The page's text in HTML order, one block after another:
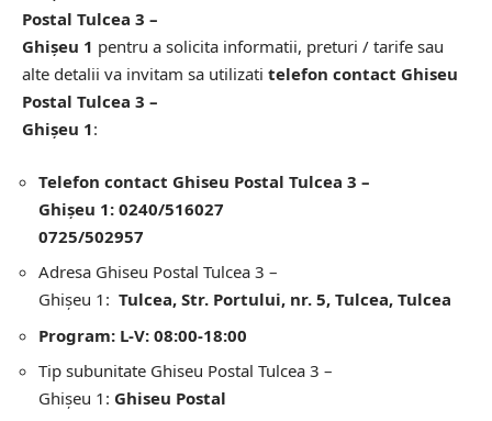
Postal Tulcea 3 –
Ghişeu 1 pentru a solicita informatii, preturi / tarife sau
alte detalii va invitam sa utilizati telefon contact Ghiseu
Postal Tulcea 3 –
Ghişeu 1:
Telefon contact Ghiseu Postal Tulcea 3 –
Ghişeu 1: 0240/516027
0725/502957
Adresa Ghiseu Postal Tulcea 3 –
Ghişeu 1: Tulcea, Str. Portului, nr. 5, Tulcea, Tulcea
Program: L-V: 08:00-18:00
Tip subunitate Ghiseu Postal Tulcea 3 –
Ghişeu 1: Ghiseu Postal